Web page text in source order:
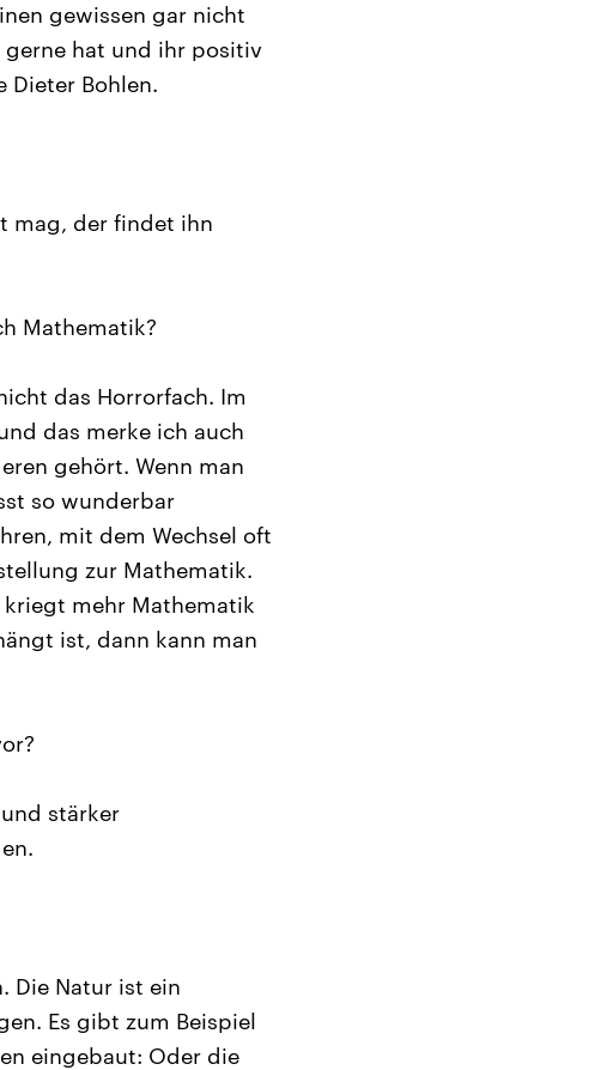
gewissen gar nicht
gerne hat und ihr positiv
Dieter Bohlen.
mag, der findet ihn
Mathematik?
das Horrorfach. Im
das merke ich auch
gehört. Wenn man
so wunderbar
mit dem Wechsel oft
zur Mathematik.
kriegt mehr Mathematik
ist, dann kann man
stärker
Die Natur ist ein
Es gibt zum Beispiel
eingebaut: Oder die